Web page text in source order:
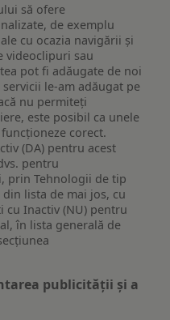
să ofere
de exemplu
cu ocazia navigării și
videoclipuri sau
pot fi adăugate de noi
le-am adăugat pe
nu permiteți
este posibil ca unele
corect.
(DA) pentru acest
pentru
prin Tehnologii de tip
lista de mai jos, cu
cu Inactiv (NU) pentru
în lista generală de
publicității și a